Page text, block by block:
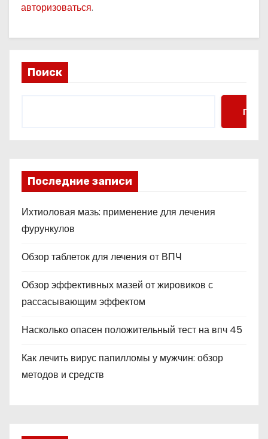
авторизоваться.
Поиск
Поиск
Последние записи
Ихтиоловая мазь: применение для лечения
фурункулов
Обзор таблеток для лечения от ВПЧ
Обзор эффективных мазей от жировиков с
рассасывающим эффектом
Насколько опасен положительный тест на впч 45
Как лечить вирус папилломы у мужчин: обзор
методов и средств